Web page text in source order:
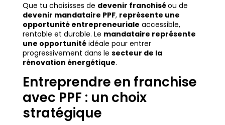
Que tu choisisses de devenir franchiséou de
devenir mandataire PPF, représente une
opportunité entrepreneuriale accessible,
rentable et durable. Le mandataire représente
une opportunitéidéale pour entrer
progressivement dans le secteur de la
rénovation énergétique.
Entreprendre en franchise
avec PPF : un choix
stratégique